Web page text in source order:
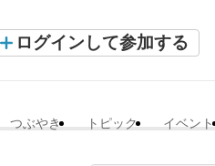
ログインして参加する
つぶやき トピック イベント